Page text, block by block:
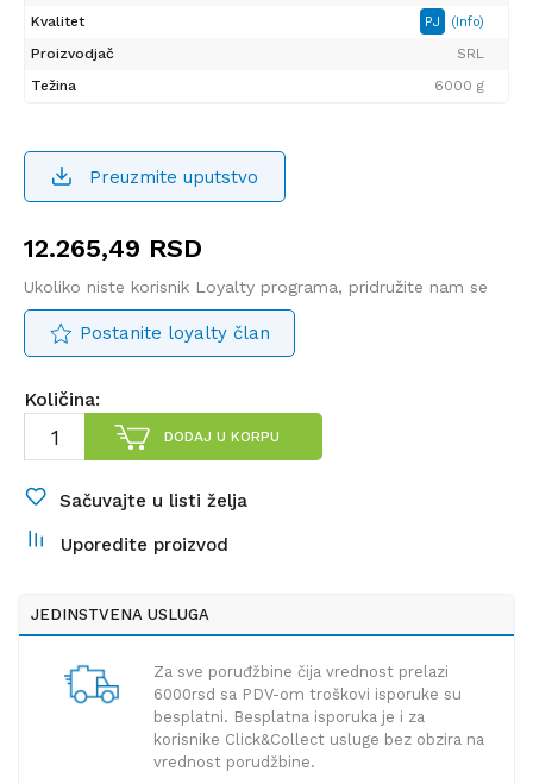
Kvalitet
PJ (Info)
Proizvodjač
SRL
Težina
6000 g
Preuzmite uputstvo
12.265,49 RSD
Ukoliko niste korisnik Loyalty programa, pridružite nam se
Postanite loyalty član
Količina:
DODAJ U KORPU
Sačuvajte u listi želja
Uporedite proizvod
JEDINSTVENA USLUGA
Za sve poruđžbine čija vrednost prelazi
6000rsd sa PDV-om troškovi isporuke su
besplatni. Besplatna isporuka je i za
korisnike Click&Collect usluge bez obzira na
vrednost porudžbine.